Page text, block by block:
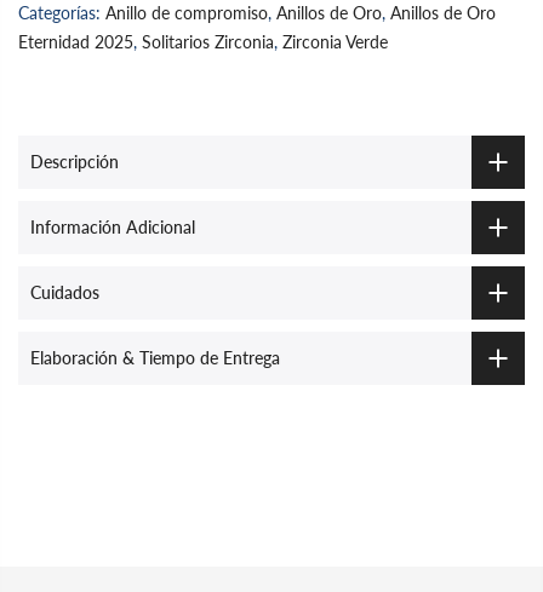
Categorías: Anillo de compromiso, Anillos de Oro, Anillos de Oro
Eternidad 2025, Solitarios Zirconia, Zirconia Verde
Descripción
Información Adicional
Cuidados
Elaboración & Tiempo de Entrega